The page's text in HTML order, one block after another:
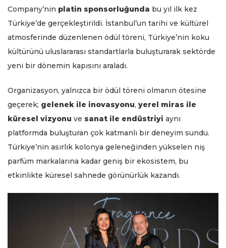
Company’nin platin sponsorluğunda bu yıl ilk kez
Türkiye’de gerçekleştirildi. İstanbul’un tarihi ve kültürel
atmosferinde düzenlenen ödül töreni, Türkiye’nin koku
kültürünü uluslararası standartlarla buluşturarak sektörde
yeni bir dönemin kapısını araladı.
Organizasyon, yalnızca bir ödül töreni olmanın ötesine
geçerek; gelenek ile inovasyonu, yerel miras ile
küresel vizyonu ve sanat ile endüstriyi aynı
platformda buluşturan çok katmanlı bir deneyim sundu.
Türkiye’nin asırlık kolonya geleneğinden yükselen niş
parfüm markalarına kadar geniş bir ekosistem, bu
etkinlikte küresel sahnede görünürlük kazandı.